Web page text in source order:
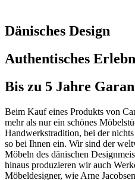
Dänisches Design
Authentisches
Bis zu 5 Jahre
Beim Kauf eines Produkts von
mehr als nur ein schönes
Handwerkstradition, bei der
so bei Ihnen ein. Wir sind der
Möbeln des dänischen
hinaus produzieren wir auch
Möbeldesigner, wie Arne